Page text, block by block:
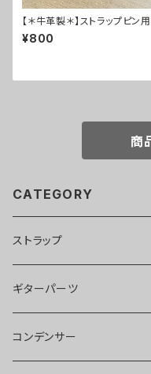
【＊牛革製＊】ストラップピン
ザークッション＊チョコ【4枚セ
ト】
¥800
商
CATEGORY
ストラップ
llama40
pony40
ギターパーツ
コンデンサー